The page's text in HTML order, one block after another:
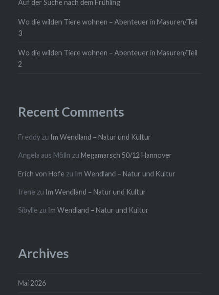
Auf der Suche nach dem Frühling
Wo die wilden Tiere wohnen – Abenteuer in Masuren/Teil
3
Wo die wilden Tiere wohnen – Abenteuer in Masuren/Teil
2
Recent Comments
Freddy zu Im Wendland – Natur und Kultur
Angela aus Mölln zuMegamarsch 50/12 Hannover
Erich von Hofe zu Im Wendland – Natur und Kultur
Irene zu Im Wendland – Natur und Kultur
Sibylle zu Im Wendland – Natur und Kultur
Archives
Mai 2026